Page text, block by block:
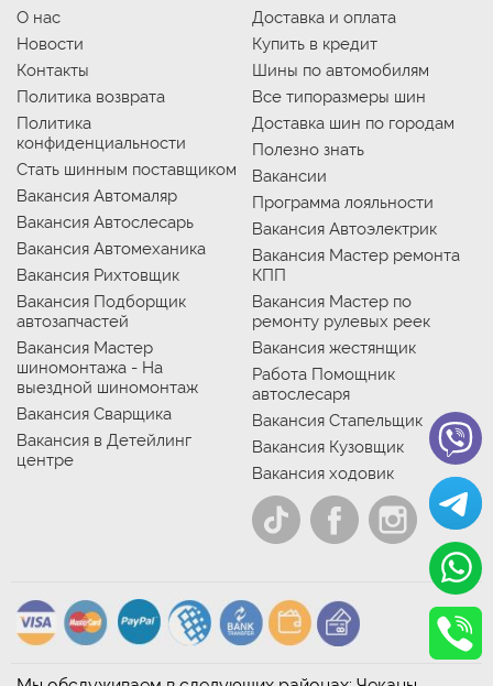
О нас
Новости
Контакты
Политика возврата
Политика
конфиденциальности
Стать шинным поставщиком
Вакансия Автомаляр
Вакансия Автослесарь
Вакансия Автомеханика
Вакансия Рихтовщик
Вакансия Подборщик
автозапчастей
Вакансия Мастер
шиномонтажа - На
выездной шиномонтаж
Вакансия Сварщика
Вакансия в Детейлинг
центре
Доставка и оплата
Купить в кредит
Шины по автомобилям
Все типоразмеры шин
Доставка шин по городам
Полезно знать
Вакансии
Программа лояльности
Вакансия Автоэлектрик
Вакансия Мастер ремонта
КПП
Вакансия Мастер по
ремонту рулевых реек
Вакансия жестянщик
Работа Помощник
автослесаря
Вакансия Стапельщик
Вакансия Кузовщик
Вакансия ходовик